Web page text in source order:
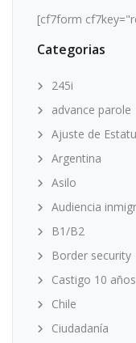
[cf7form
Categorias
245i
advance parole
Ajuste de
Argentina
Asilo
Audiencia
B1/B2
Border security
Castigo 10 años
Chile
Ciudadanía